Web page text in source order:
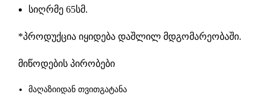
სიღრმე 65სმ.
*პროდუქცია იყიდება დაშლილ მდგომარეობაში.
მიწოდების პირობები
მაღაზიიდან თვითგატანა